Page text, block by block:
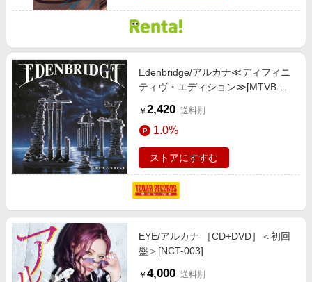
Edenbridge/アルカナ≪ディフィニ
ティヴ・エディション≫[MTVB-
￥ 2,420+送料別
1.0%
ストアにすすむ
EYE/アルカナ ［CD+DVD］＜初回
盤＞[NCT-003]
￥ 4,000+送料別